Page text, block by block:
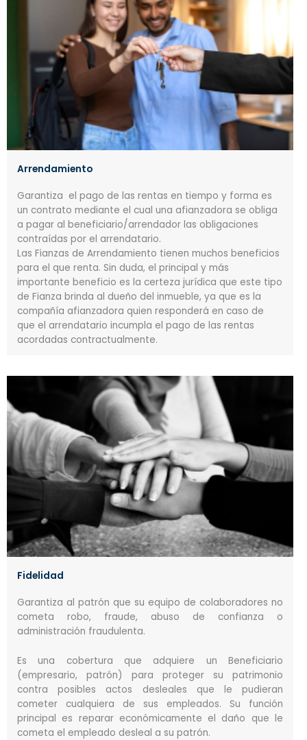
Arrendamiento
Garantiza el pago de las rentas en tiempo y forma es
un contrato mediante el cual una afianzadora se obliga
a pagar al beneficiario/arrendador las obligaciones
contraídas por el arrendatario.
Las Fianzas de Arrendamiento tienen muchos beneficios
para el que renta. Sin duda, el principal y más
importante beneficio es la certeza jurídica que este tipo
de Fianza brinda al dueño del inmueble, ya que es la
compañía afianzadora quien responderá en caso de
que el arrendatario incumpla el pago de las rentas
acordadas contractualmente.
Fidelidad
Garantiza al patrón que su equipo de colaboradores no
cometa robo, fraude, abuso de confianza o
administración fraudulenta.
Es una cobertura que adquiere un Beneficiario
(empresario, patrón) para proteger su patrimonio
contra posibles actos desleales que le pudieran
cometer cualquiera de sus empleados. Su función
principal es reparar económicamente el daño que le
cometa el empleado desleal a su patrón.